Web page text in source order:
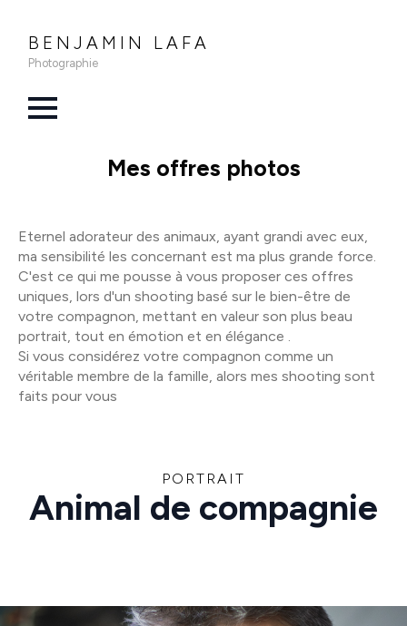
BENJAMIN LAFA
Photographie
Mes offres photos
Eternel adorateur des animaux, ayant grandi avec eux,
ma sensibilité les concernant est ma plus grande force.
C'est ce qui me pousse à vous proposer ces offres
uniques, lors d'un shooting basé sur le bien-être de
votre compagnon, mettant en valeur son plus beau
portrait, tout en émotion et en élégance .
Si vous considérez votre compagnon comme un
véritable membre de la famille, alors mes shooting sont
faits pour vous
PORTRAIT
Animal de compagnie